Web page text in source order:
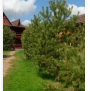
Усадьба